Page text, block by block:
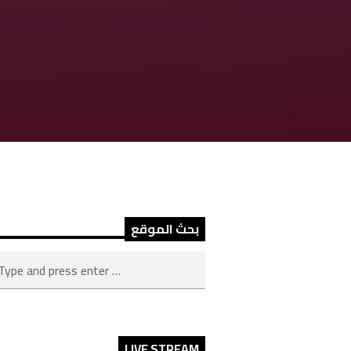
بحث الموقع